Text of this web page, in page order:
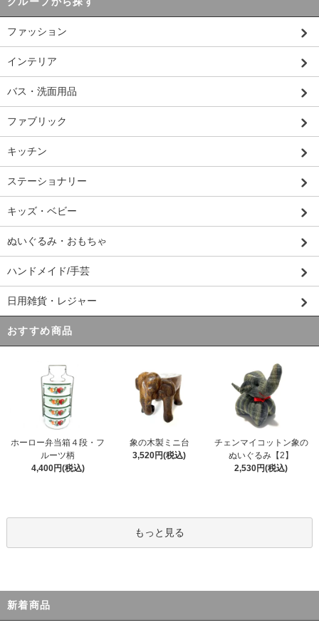
ファッション
インテリア
バス・洗面用品
ファブリック
キッチン
ステーショナリー
キッズ・ベビー
ぬいぐるみ・おもちゃ
ハンドメイド/手芸
日用雑貨・レジャー
おすすめ商品
ホーロー弁当箱４段・フ
ルーツ柄
4,400円(税込)
象の木製ミニ台
3,520円(税込)
チェンマイコットン象の
ぬいぐるみ【2】
2,530円(税込)
もっと見る
新着商品